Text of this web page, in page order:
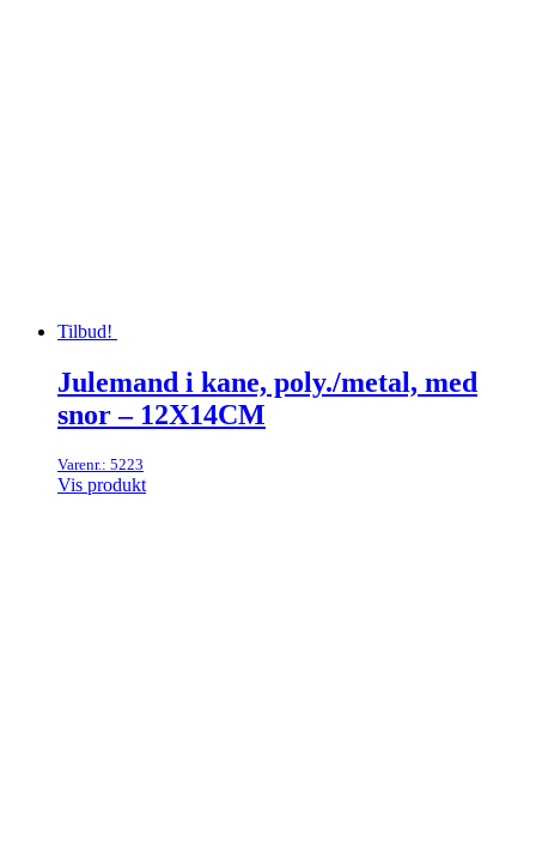
Tilbud!
Julemand i kane, poly./metal, med
snor – 12X14CM
Varenr.: 5223
Vis produkt